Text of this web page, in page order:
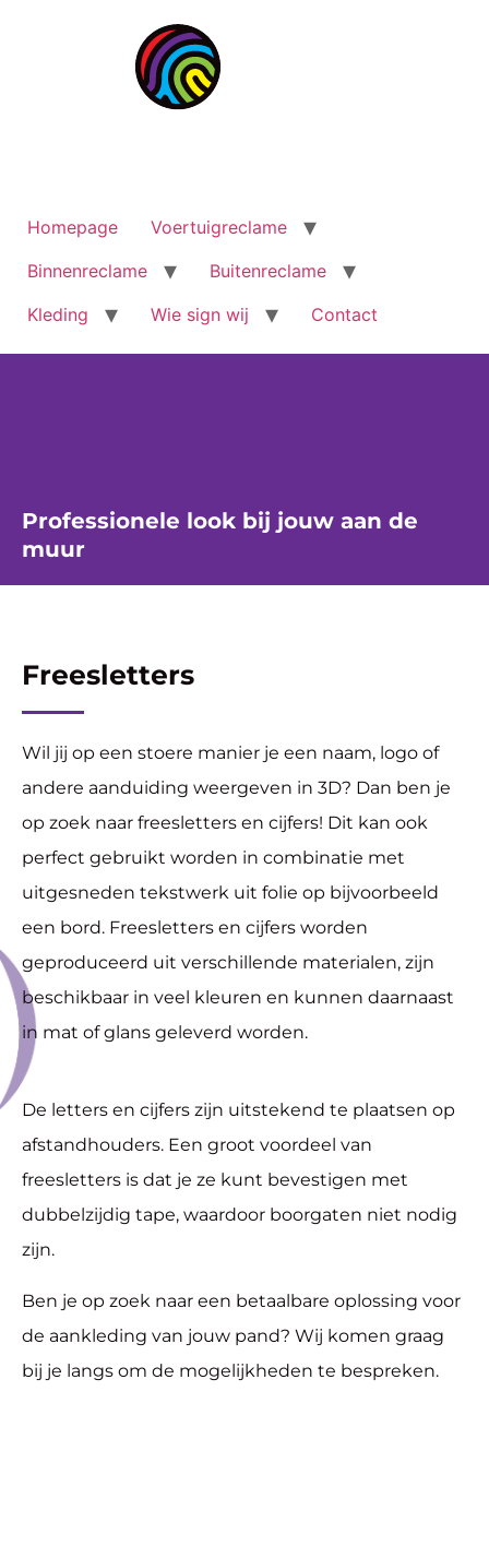
Homepage
Voertuigreclame
Binnenreclame
Buitenreclame
Kleding
Wie sign wij Contact
Professionele look bij jouw aan de
muur
Freesletters
Wil jij op een stoere manier je een naam, logo of
andere aanduiding weergeven in 3D? Dan ben je
op zoek naar freesletters en cijfers! Dit kan ook
perfect gebruikt worden in combinatie met
uitgesneden tekstwerk uit folie op bijvoorbeeld
een bord. Freesletters en cijfers worden
geproduceerd uit verschillende materialen, zijn
beschikbaar in veel kleuren en kunnen daarnaast
in mat of glans geleverd worden.
De letters en cijfers zijn uitstekend te plaatsen op
afstandhouders. Een groot voordeel van
freesletters is dat je ze kunt bevestigen met
dubbelzijdig tape, waardoor boorgaten niet nodig
zijn.
Ben je op zoek naar een betaalbare oplossing voor
de aankleding van jouw pand? Wij komen graag
bij je langs om de mogelijkheden te bespreken.